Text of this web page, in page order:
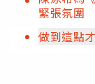
緊張氛圍
做到這點